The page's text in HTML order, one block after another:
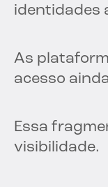
identidades
As
acesso
Essa
visibilidade.